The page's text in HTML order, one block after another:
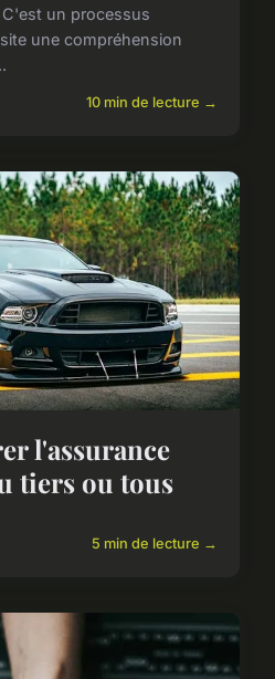
un processus
une compréhension
10 min de lecture →
l'assurance
tiers ou tous
5 min de lecture →